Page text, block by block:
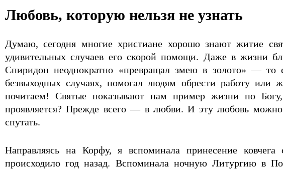
Любовь, которую нельзя не узнать
Думаю, сегодня многие христиане хорошо знают житие
удивительных случаев его скорой помощи. Даже в жизни
Спиридон неоднократно «превращал змею в золото» — то
безвыходных случаях, помогал людям обрести работу
почитаем! Святые показывают нам пример жизни по
проявляется? Прежде всего — в любви. И эту любовь
спутать.
Направляясь на Корфу, я вспоминала принесение
происходило год назад. Вспоминала ночную Литургию в